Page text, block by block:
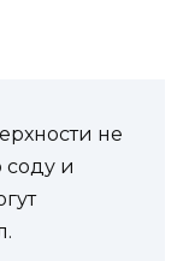
не
соду и